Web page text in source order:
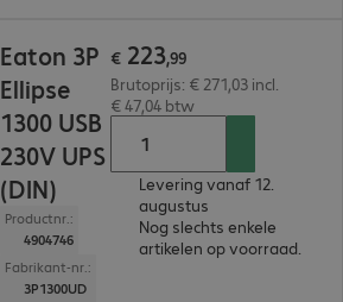
Eaton 3P
Ellipse
1300 USB
230V UPS
(DIN)
Productnr.:
4904746
Fabrikant-nr.:
3P1300UD
€ 223,99
Brutoprijs: € 271,03 incl.
€ 47,04 btw
Levering vanaf 12.
augustus
Nog slechts enkele
artikelen op voorraad.